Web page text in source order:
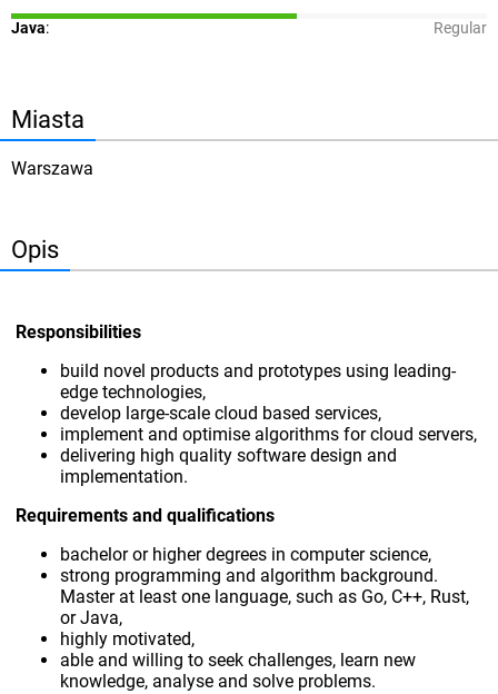
Java: Regular
Miasta
Warszawa
Opis
Responsibilities
build novel products and prototypes using leading-
edge technologies,
develop large-scale cloud based services,
implement and optimise algorithms for cloud servers,
delivering high quality software design and
implementation.
Requirements and qualifications
bachelor or higher degrees in computer science,
strong programming and algorithm background.
Master at least one language, such as Go, C++, Rust,
or Java,
highly motivated,
able and willing to seek challenges, learn new
knowledge, analyse and solve problems.